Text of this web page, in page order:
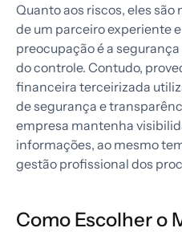
Quanto aos riscos, eles
de um parceiro experiente
preocupação é a
do controle. Contudo,
financeira terceirizada
de segurança e
empresa mantenha
informações, ao mesmo
gestão profissional dos
Como Escolher o